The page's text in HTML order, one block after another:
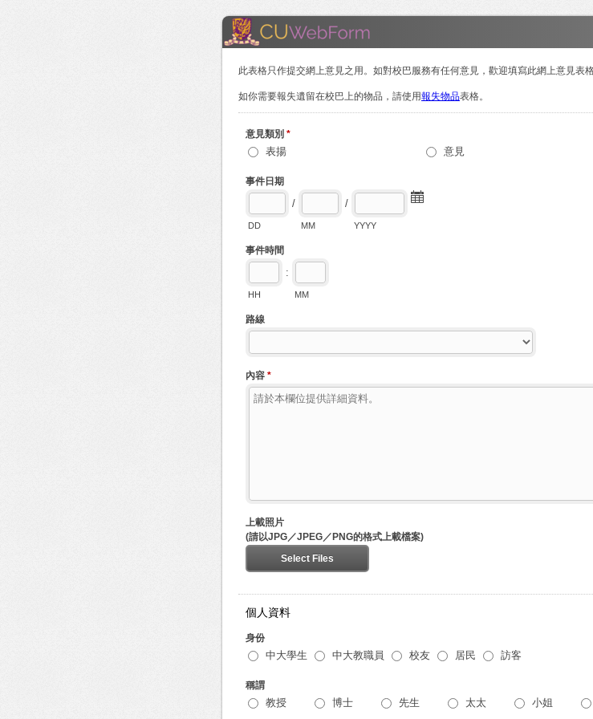
此表格只作提交網上意見之用。如對校巴服務有任何意見，歡迎填寫此網上意見表
如你需要報失遺留在校巴上的物品，請使用報失物品表格。
意見類別 *
表揚 意見
事件日期
/
DD
/
MM YYYY
事件時間
:
HH MM
路線
內容 *
上載照片
(請以JPG／JPEG／PNG的格式上載檔案)
Select Files
個人資料
身份
中大學生 中大教職員 校友 居民 訪客
稱謂
教授 博士 先生 太太 小姐